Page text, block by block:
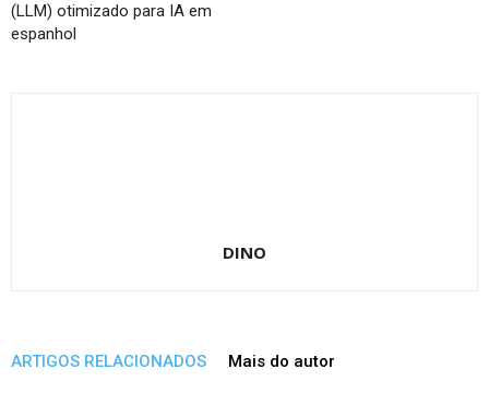
(LLM) otimizado para IA em
espanhol
DINO
ARTIGOS RELACIONADOS Mais do autor